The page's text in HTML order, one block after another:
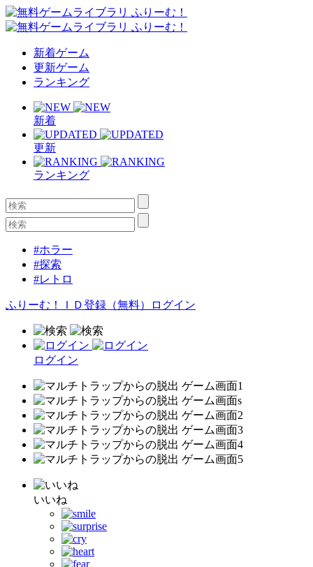
新着ゲーム
更新ゲーム
ランキング
新着
更新
ランキング
#ホラー
#探索
#レトロ
ふりーむ！ＩＤ登録（無料） ログイン
ログイン
いいね